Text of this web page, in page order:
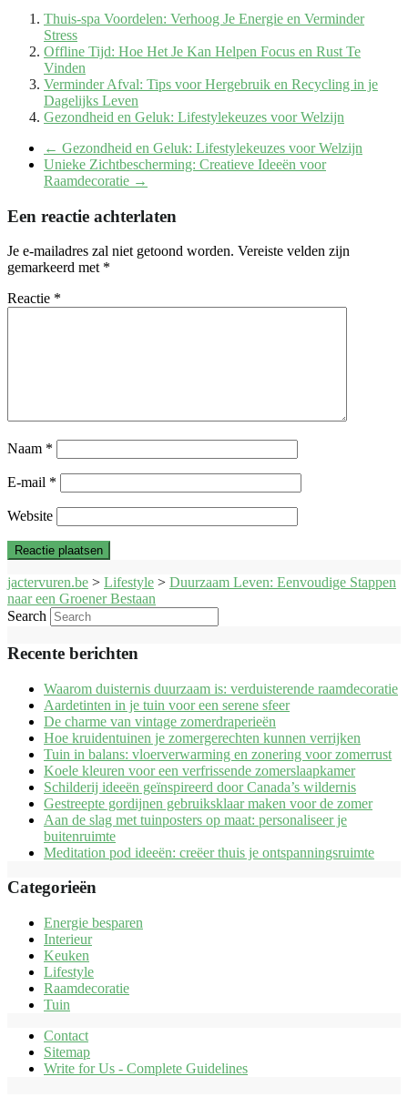
Thuis-spa Voordelen: Verhoog Je Energie en Verminder
Stress
Offline Tijd: Hoe Het Je Kan Helpen Focus en Rust Te
Vinden
Verminder Afval: Tips voor Hergebruik en Recycling in je
Dagelijks Leven
Gezondheid en Geluk: Lifestylekeuzes voor Welzijn
← Gezondheid en Geluk: Lifestylekeuzes voor Welzijn
Unieke Zichtbescherming: Creatieve Ideeën voor
Raamdecoratie →
Een reactie achterlaten
Je e-mailadres zal niet getoond worden. Vereiste velden zijn
gemarkeerd met *
Reactie *
Naam *
E-mail *
Website
jactervuren.be > Lifestyle > Duurzaam Leven: Eenvoudige Stappen
naar een Groener Bestaan
Search
Recente berichten
Waarom duisternis duurzaam is: verduisterende raamdecoratie
Aardetinten in je tuin voor een serene sfeer
De charme van vintage zomerdraperieën
Hoe kruidentuinen je zomergerechten kunnen verrijken
Tuin in balans: vloerverwarming en zonering voor zomerrust
Koele kleuren voor een verfrissende zomerslaapkamer
Schilderij ideeën geïnspireerd door Canada’s wildernis
Gestreepte gordijnen gebruiksklaar maken voor de zomer
Aan de slag met tuinposters op maat: personaliseer je
buitenruimte
Meditation pod ideeën: creëer thuis je ontspanningsruimte
Categorieën
Energie besparen
Interieur
Keuken
Lifestyle
Raamdecoratie
Tuin
Contact
Sitemap
Write for Us - Complete Guidelines